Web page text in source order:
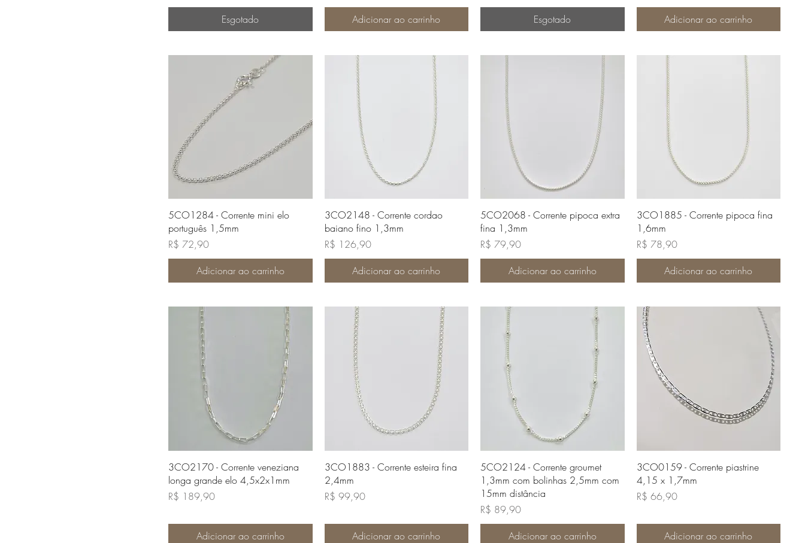
Esgotado
Adicionar ao carrinho
Esgotado Adicionar ao carrinho
Visualização rápida
5CO1284 - Corrente mini elo
português 1,5mm
Preço
R$ 72,90
Adicionar ao carrinho
Visualização rápida
3CO2148 - Corrente cordao
baiano fino 1,3mm
Preço
R$ 126,90
Adicionar ao carrinho
Visualização rápida
5CO2068 - Corrente pipoca extra
fina 1,3mm
Preço
R$ 79,90
Adicionar ao carrinho
Visualização rápida
3CO1885 - Corrente pipoca fina
1,6mm
Preço
R$ 78,90
Adicionar ao carrinho
Visualização rápida
3CO2170 - Corrente veneziana
longa grande elo 4,5x2x1mm
Preço
R$ 189,90
Adicionar ao carrinho
Visualização rápida
3CO1883 - Corrente esteira fina
2,4mm
Preço
R$ 99,90
Adicionar ao carrinho
Visualização rápida
5CO2124 - Corrente groumet
1,3mm com bolinhas 2,5mm com
15mm distância
Preço
R$ 89,90
Adicionar ao carrinho
Visualização rápida
3CO0159 - Corrente piastrine
4,15 x 1,7mm
Preço
R$ 66,90
Adicionar ao carrinho